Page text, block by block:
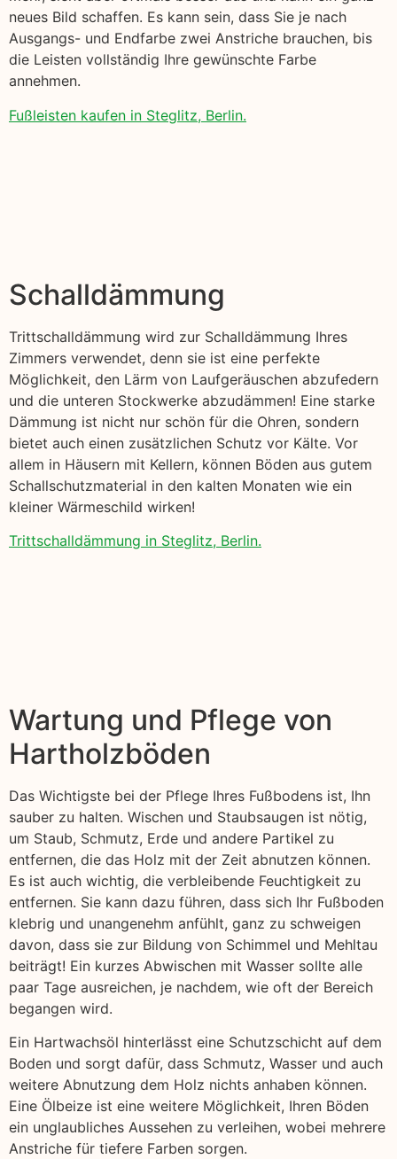
neues Bild schaffen. Es kann sein, dass Sie je nach
Ausgangs- und Endfarbe zwei Anstriche brauchen, bis
die Leisten vollständig Ihre gewünschte Farbe
annehmen.
Fußleisten kaufen in Steglitz, Berlin.
Schalldämmung
Trittschalldämmung wird zur Schalldämmung Ihres
Zimmers verwendet, denn sie ist eine perfekte
Möglichkeit, den Lärm von Laufgeräuschen abzufedern
und die unteren Stockwerke abzudämmen! Eine starke
Dämmung ist nicht nur schön für die Ohren, sondern
bietet auch einen zusätzlichen Schutz vor Kälte. Vor
allem in Häusern mit Kellern, können Böden aus gutem
Schallschutzmaterial in den kalten Monaten wie ein
kleiner Wärmeschild wirken!
Trittschalldämmung in Steglitz, Berlin.
Wartung und Pflege von
Hartholzböden
Das Wichtigste bei der Pflege Ihres Fußbodens ist, Ihn
sauber zu halten. Wischen und Staubsaugen ist nötig,
um Staub, Schmutz, Erde und andere Partikel zu
entfernen, die das Holz mit der Zeit abnutzen können.
Es ist auch wichtig, die verbleibende Feuchtigkeit zu
entfernen. Sie kann dazu führen, dass sich Ihr Fußboden
klebrig und unangenehm anfühlt, ganz zu schweigen
davon, dass sie zur Bildung von Schimmel und Mehltau
beiträgt! Ein kurzes Abwischen mit Wasser sollte alle
paar Tage ausreichen, je nachdem, wie oft der Bereich
begangen wird.
Ein Hartwachsöl hinterlässt eine Schutzschicht auf dem
Boden und sorgt dafür, dass Schmutz, Wasser und auch
weitere Abnutzung dem Holz nichts anhaben können.
Eine Ölbeize ist eine weitere Möglichkeit, Ihren Böden
ein unglaubliches Aussehen zu verleihen, wobei mehrere
Anstriche für tiefere Farben sorgen.